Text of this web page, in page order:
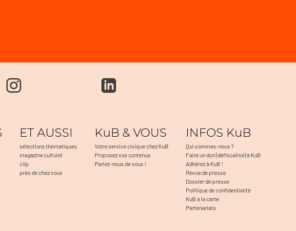
ET AUSSI
sélections thématiques
magazine culturel
clip
près de chez vous
KuB & VOUS
Votre service civique chez KuB
Proposez vos contenus
Parlez-nous de vous !
INFOS KuB
Qui sommes-nous ?
Faire un don (défiscalisé) à KuB
Adhérez à KuB !
Revue de presse
Dossier de presse
Politique de confidentialité
KuB à la carte
Partenariats